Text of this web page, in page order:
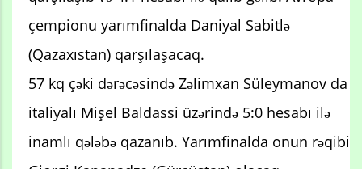
çempionu yarımfinalda Daniyal Sabitlə
(Qazaxıstan) qarşılaşacaq.
57 kq çəki dərəcəsində Zəlimxan Süleymanov da
italiyalı Mişel Baldassi üzərində 5:0 hesabı ilə
inamlı qələbə qazanıb. Yarımfinalda onun rəqibi